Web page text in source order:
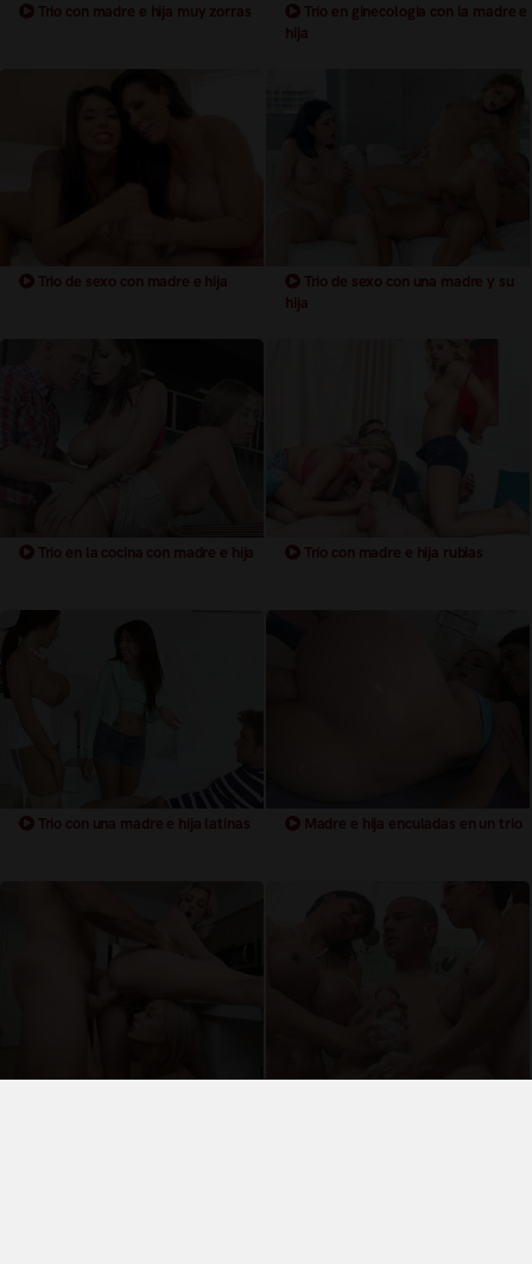
Trio con madre e hija muy zorras
Trio en ginecologia con la madre e
hija
Trio de sexo con madre e hija
Trio de sexo con una madre y su
hija
Trio en la cocina con madre e hija Trío con madre e hija rubias
Trio con una madre e hija latinas Madre e hija enculadas en un trio